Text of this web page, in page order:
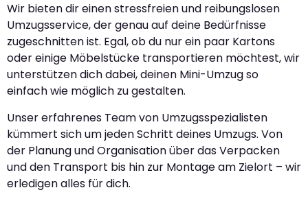
Wir bieten dir einen stressfreien und reibungslosen
Umzugsservice, der genau auf deine Bedürfnisse
zugeschnitten ist. Egal, ob du nur ein paar Kartons
oder einige Möbelstücke transportieren möchtest, wir
unterstützen dich dabei, deinen Mini-Umzug so
einfach wie möglich zu gestalten.
Unser erfahrenes Team von Umzugsspezialisten
kümmert sich um jeden Schritt deines Umzugs. Von
der Planung und Organisation über das Verpacken
und den Transport bis hin zur Montage am Zielort – wir
erledigen alles für dich.